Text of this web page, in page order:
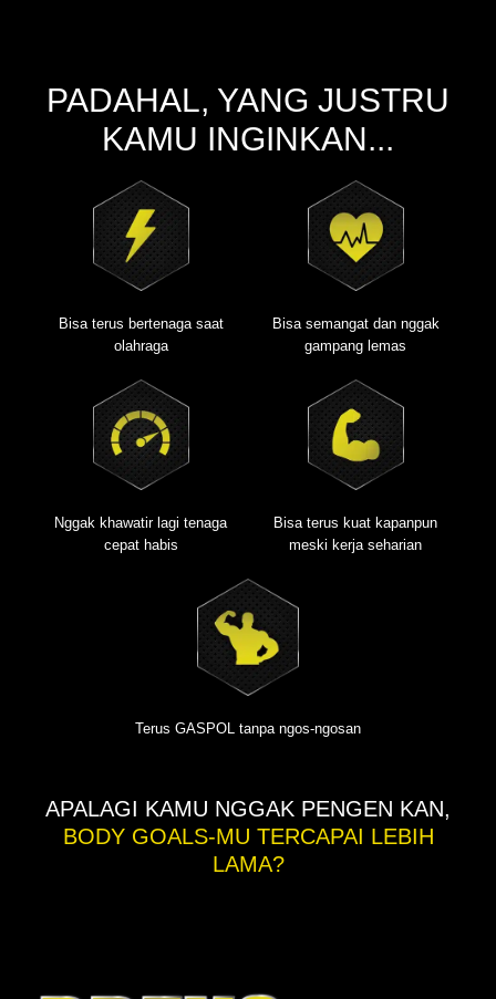
PADAHAL, YANG JUSTRU
KAMU INGINKAN...
Bisa terus bertenaga saat
olahraga
Bisa semangat dan nggak
gampang lemas
Nggak khawatir lagi tenaga
cepat habis
Bisa terus kuat kapanpun
meski kerja seharian
Terus GASPOL tanpa ngos-ngosan
APALAGI KAMU NGGAK PENGEN KAN,
BODY GOALS-MU TERCAPAI LEBIH
LAMA?